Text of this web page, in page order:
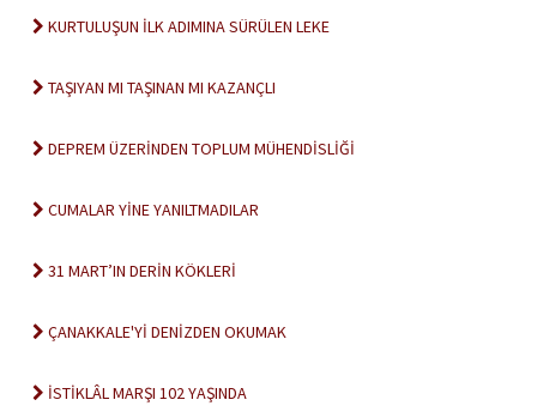
KURTULUŞUN İLK ADIMINA SÜRÜLEN LEKE
TAŞIYAN MI TAŞINAN MI KAZANÇLI
DEPREM ÜZERİNDEN TOPLUM MÜHENDİSLİĞİ
CUMALAR YİNE YANILTMADILAR
31 MART’IN DERİN KÖKLERİ
ÇANAKKALE'Yİ DENİZDEN OKUMAK
İSTİKLÂL MARŞI 102 YAŞINDA